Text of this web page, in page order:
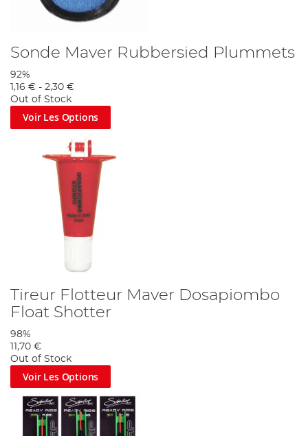
Sonde Maver Rubbersied Plummets
92%
1,16 € - 2,30 €
Out of Stock
Voir Les Options
Tireur Flotteur Maver Dosapiombo
Float Shotter
98%
11,70 €
Out of Stock
Voir Les Options